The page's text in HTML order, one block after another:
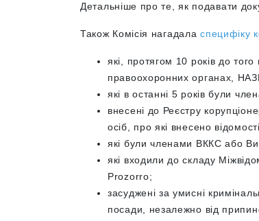
Детальніше про те, як подавати
Також Комісія нагадаласпецифіку
які, протягом 10 років до
правоохоронних органах,
які в останні 5 років були
внесені до Реєстру
осіб, про які внесено
які були членами ВККС або
які входили до складу
Prozorro;
засуджені за умисні
посади, незалежно від